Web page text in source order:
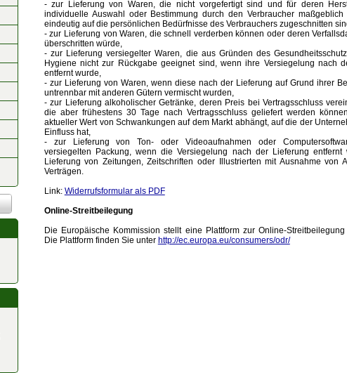
- zur Lieferung von Waren, die nicht vorgefertigt sind und für deren
individuelle Auswahl oder Bestimmung durch den Verbraucher
eindeutig auf die persönlichen Bedürfnisse des Verbrauchers zugeschnitten
- zur Lieferung von Waren, die schnell verderben können oder deren
überschritten würde,
- zur Lieferung versiegelter Waren, die aus Gründen des
Hygiene nicht zur Rückgabe geeignet sind, wenn ihre Versiegelung nach
entfernt wurde,
- zur Lieferung von Waren, wenn diese nach der Lieferung auf Grund ihrer
untrennbar mit anderen Gütern vermischt wurden,
- zur Lieferung alkoholischer Getränke, deren Preis bei Vertragsschluss
die aber frühestens 30 Tage nach Vertragsschluss geliefert werden
aktueller Wert von Schwankungen auf dem Markt abhängt, auf die der
Einfluss hat,
- zur Lieferung von Ton- oder Videoaufnahmen oder
versiegelten Packung, wenn die Versiegelung nach der Lieferung
Lieferung von Zeitungen, Zeitschriften oder Illustrierten mit Ausnahme von
Verträgen.
Link: Widerrufsformular als PDF
Online-Streitbeilegung
Die Europäische Kommission stellt eine Plattform zur Online-
Die Plattform finden Sie unter http://ec.europa.eu/consumers/odr/